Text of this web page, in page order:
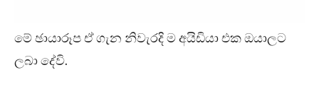
මේ ඡායාරූප ඒ ගැන නිවැරදි ම අයිඩියා එක ඔයාලට
ලබා දේවි.